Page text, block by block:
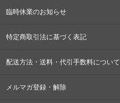
臨時休業のお知らせ
特定商取引法に基づく表記
配送方法・送料・代引手数料について
メルマガ登録・解除